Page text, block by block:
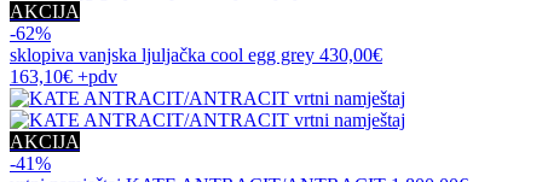
AKCIJA
-62%
sklopiva vanjska ljuljačka cool egg grey 430,00€
163,10€ +pdv
AKCIJA
-41%